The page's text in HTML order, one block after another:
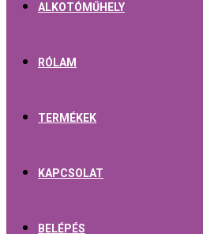
ALKOTÓMŰHELY
RÓLAM
TERMÉKEK
KAPCSOLAT
BELÉPÉS